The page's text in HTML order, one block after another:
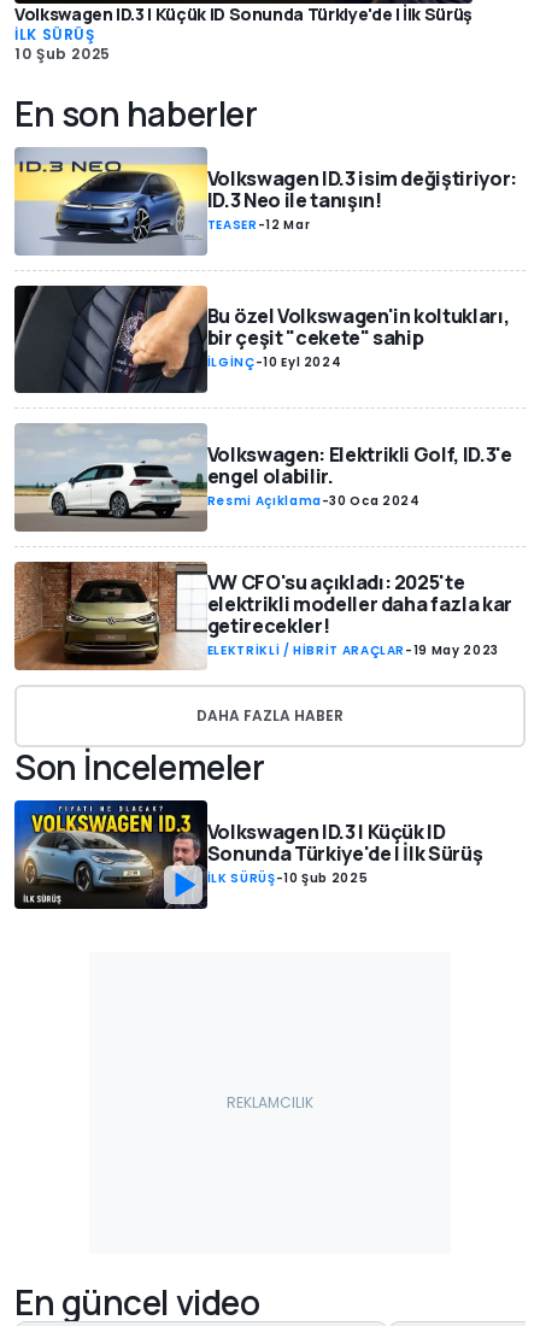
Volkswagen ID.3 | Küçük ID Sonunda Türkiye'de | İlk Sürüş
İLK SÜRÜŞ
10 Şub 2025
En son haberler
Volkswagen ID.3 isim değiştiriyor:
ID.3 Neo ile tanışın!
TEASER -12 Mar
Bu özel Volkswagen'in koltukları,
bir çeşit "cekete" sahip
İLGİNÇ-10 Eyl 2024
Volkswagen: Elektrikli Golf, ID.3'e
engel olabilir.
Resmi Açıklama-30 Oca 2024
VW CFO'su açıkladı: 2025'te
elektrikli modeller daha fazla kar
getirecekler!
ELEKTRİKLİ / HİBRİT ARAÇLAR -19 May 2023
DAHA FAZLA HABER
Son İncelemeler
Volkswagen ID.3 | Küçük ID
Sonunda Türkiye'de | İlk Sürüş
İLK SÜRÜŞ-10 Şub 2025
En güncel video